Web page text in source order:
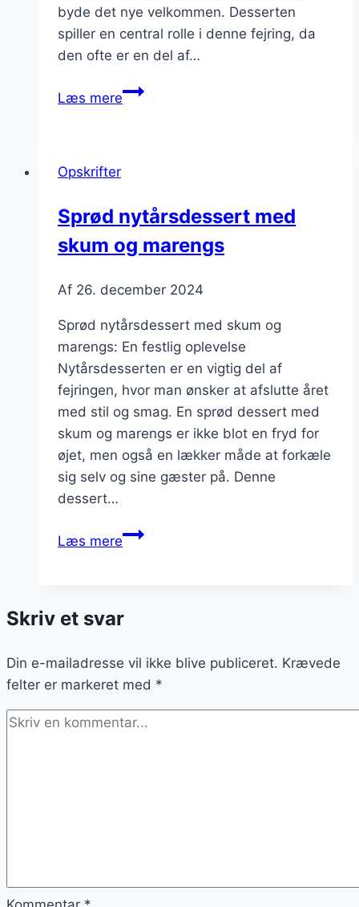
byde det nye velkommen. Desserten
spiller en central rolle i denne fejring, da
den ofte er en del af…
Læs mereNytårsdessert
Opskrifter
Sprød nytårsdessert med
skum og marengs
Af 26. december 2024
Sprød nytårsdessert med skum og
marengs: En festlig oplevelse
Nytårsdesserten er en vigtig del af
fejringen, hvor man ønsker at afslutte året
med stil og smag. En sprød dessert med
skum og marengs er ikke blot en fryd for
øjet, men også en lækker måde at forkæle
sig selv og sine gæster på. Denne
dessert…
Læs mereSprød
og
Skriv et svar
Din e-mailadresse vil ikke blive publiceret. Krævede
felter er markeret med *